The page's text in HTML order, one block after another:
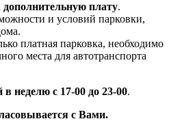
плату.
и условий парковки,
платная парковка, необходимо
места для автотранспорта
в неделю с 17-00 до 23-00.
с Вами.